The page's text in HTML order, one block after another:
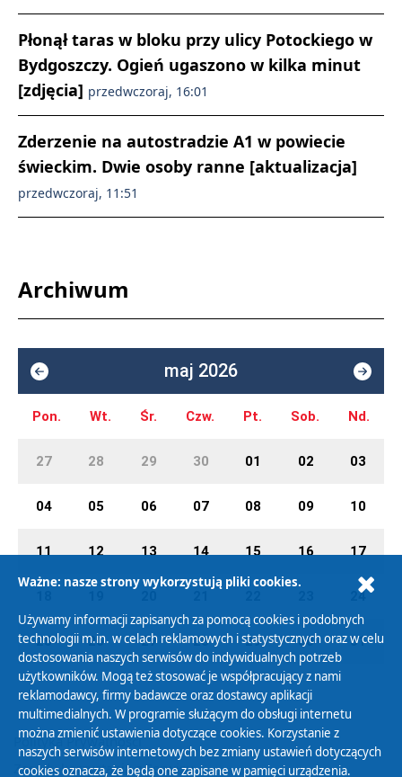
Płonął taras w bloku przy ulicy Potockiego w
Bydgoszczy. Ogień ugaszono w kilka minut
[zdjęcia] przedwczoraj, 16:01
Zderzenie na autostradzie A1 w powiecie
świeckim. Dwie osoby ranne [aktualizacja]
przedwczoraj, 11:51
Archiwum
maj 2026
Pon. Wt. Śr. Czw. Pt. Sob. Nd.
27 28 29 30 01 02 03
04 05 06 07 08 09 10
11 12 13 14 15 16 17
24
25 26 27 28 29 30 31
Polityka Prywatności
Zasady korzystania z Serwisu
Ważne: nasze strony wykorzystują pliki cookies.
Używamy informacji zapisanych za pomocą cookies i podobnych
technologii m.in. w celach reklamowych i statystycznych oraz w celu
dostosowania naszych serwisów do indywidualnych potrzeb
użytkowników. Mogą też stosować je współpracujący z nami
reklamodawcy, firmy badawcze oraz dostawcy aplikacji
multimedialnych. W programie służącym do obsługi internetu
można zmienić ustawienia dotyczące cookies. Korzystanie z
naszych serwisów internetowych bez zmiany ustawień dotyczących
cookies oznacza, że będą one zapisane w pamięci urządzenia.